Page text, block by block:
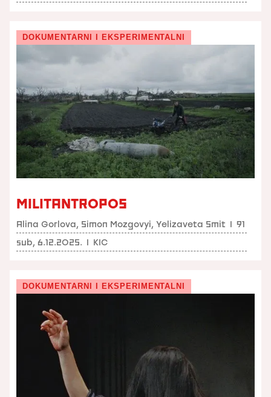
DOKUMENTARNI I EKSPERIMENTALNI
MILITANTROPOS
Alina Gorlova, Simon Mozgovyi, Yelizaveta Smit I 91
sub, 6.12.2025. I KIC
DOKUMENTARNI I EKSPERIMENTALNI